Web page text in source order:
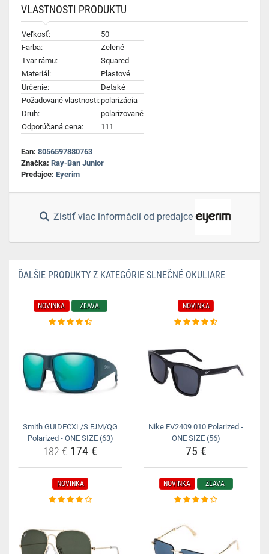
VLASTNOSTI PRODUKTU
Veľkosť:
50
Farba:
Zelené
Tvar rámu:
Squared
Materiál:
Plastové
Určenie:
Detské
Požadované vlastnosti:polarizácia
Druh:
polarizované
Odporúčaná cena:
111
Ean: 8056597880763
Značka: Ray-Ban Junior
Predajce: Eyerim
Zistiť viac informácií od predajce
ĎALŠIE PRODUKTY Z KATEGÓRIE SLNEČNÉ OKULIARE
NOVINKA ZĽAVA
Smith GUIDECXL/S FJM/QG
Polarized - ONE SIZE (63)
182 € 174 €
NOVINKA
Nike FV2409 010 Polarized -
ONE SIZE (56)
75 €
NOVINKA NOVINKA ZĽAVA